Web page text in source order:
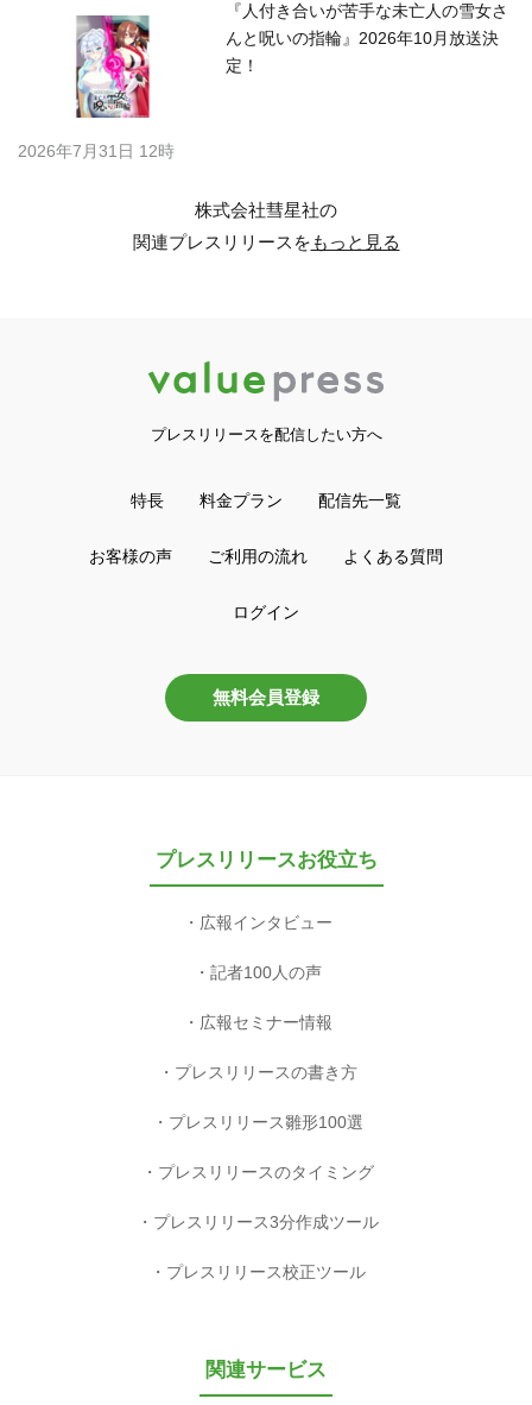
『人付き合いが苦手な未亡人の雪女さ
んと呪いの指輪』2026年10月放送決
定！
2026年7月31日 12時
株式会社彗星社の
関連プレスリリースをもっと見る
プレスリリースを配信したい方へ
特長 料金プラン 配信先一覧
お客様の声 ご利用の流れ よくある質問
ログイン
無料会員登録
プレスリリースお役立ち
広報インタビュー
記者100人の声
広報セミナー情報
プレスリリースの書き方
プレスリリース雛形100選
プレスリリースのタイミング
プレスリリース3分作成ツール
プレスリリース校正ツール
関連サービス